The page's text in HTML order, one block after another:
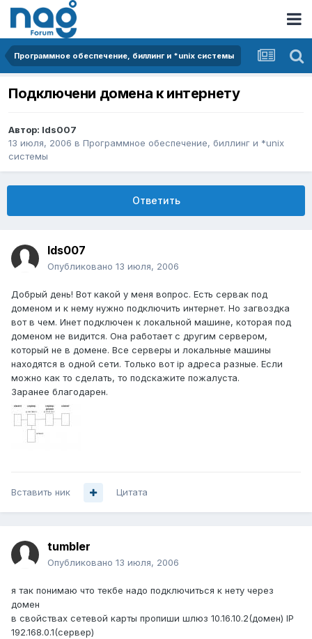
Программное обеспечение, биллинг и *unix системы
Подключени домена к интернету
Автор: lds007
13 июля, 2006 в Программное обеспечение, биллинг и *unix
системы
Ответить
lds007
Опубликовано 13 июля, 2006
Добрый день! Вот какой у меня вопрос. Есть сервак под
доменом и к нему нужно подключить интернет. Но загвоздка
вот в чем. Инет подключен к локальной машине, которая под
доменом не видится. Она работает с другим сервером,
который не в домене. Все серверы и локальные машины
находятся в одной сети. Только вот ip адреса разные. Если
можно как то сделать, то подскажите пожалуста.
Заранее благодарен.
Вставить ник Цитата
tumbler
Опубликовано 13 июля, 2006
я так понимаю что текбе надо подключиться к нету через
домен
в свойствах сетевой карты пропиши шлюз 10.16.10.2(домен) IP
192.168.0.1(сервер)